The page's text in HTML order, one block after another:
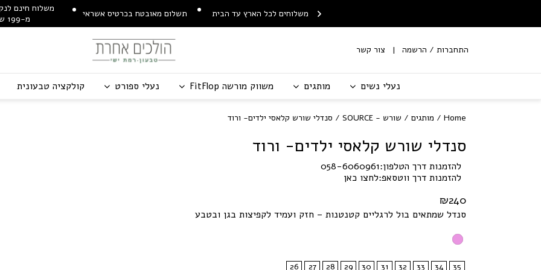
משלוחים לכל הארץ עד הבית תשלום מאובטח בכרטיס אשראי
משלוח חינם
מ-199 ש"ח
התחברות / הרשמה צור קשר
נעלי נשים מותגים משווק מורשה FitFlop נעלי ספורט קולקציה טבעונית
Home
/ מותגים / שורש - SOURCE / סנדלי שורש קלאסי ילדים- ורוד
סנדלי שורש קלאסי ילדים- ורוד
להזמנות דרך הטלפון:058-6060961
להזמנות דרך ווטסאפ:לחצו כאן
₪240
סנדל שמתאים בול לרגליים קטנטנות – חזק ועמיד לקפיצות בגן ובטבע
26 27 28 29 30 31 32 33 34 35